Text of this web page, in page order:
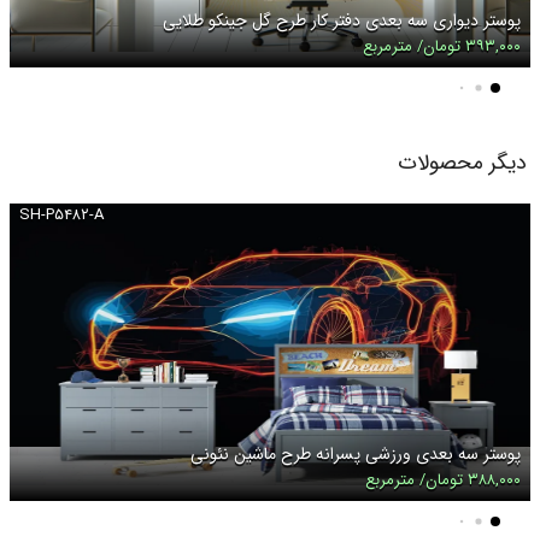
پوستر دیواری سه بعدی دفتر کار طرح گل جینکو طلایی
۳۹۳,۰۰۰ تومان/ مترمربع
دیگر محصولات
SH-P۵۴۸۲-A
پوستر سه بعدی ورزشی پسرانه طرح ماشین نئونی
۳۸۸,۰۰۰ تومان/ مترمربع